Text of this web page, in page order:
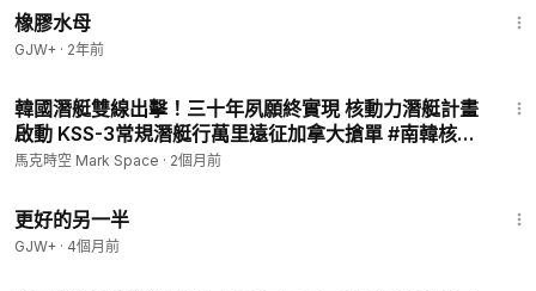
🚀 火星-15號：朝鮮最強大洲際彈道導彈
大的彈道導彈。火星-15號彈徑達到2.21米，長度估計超過21米。
🚀 朝鮮的巡航導彈
朝鮮最初的巡航導彈就是KN-01型，是蘇聯P-15冥河導彈和中國
海鷹二號的仿製品，採用液體燃料火箭發動機，從履帶式裝甲車
橡膠水母
GJW+ · 2年前
韓國潛艇雙線出擊！三十年夙願終實現 核動力潛艇計畫
啟動 KSS-3常規潛艇行萬里遠征加拿大搶單 #南韓核潛
艇 #張保皐N #島山安昌浩號 #鋰電池潛艇 #加拿大巡邏
馬克時空 Mark Space · 2個月前
更好的另一半
GJW+ · 4個月前